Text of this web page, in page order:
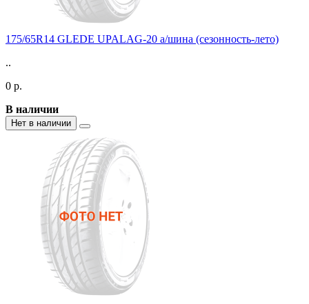
175/65R14 GLEDE UPALAG-20 а/шина (сезонность-лето)
..
0 р.
В наличии
Нет в наличии